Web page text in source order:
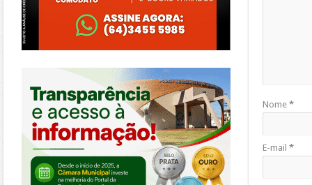
Nome *
E-mail *
https://morrinhos.go.leg.br/